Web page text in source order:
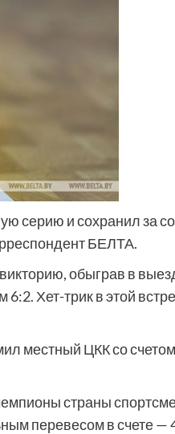
серию и сохранил за
БЕЛТА.
обыграв в
6:2. Хет-трик в этой
местный ЦКК со
страны
перевесом в счете —